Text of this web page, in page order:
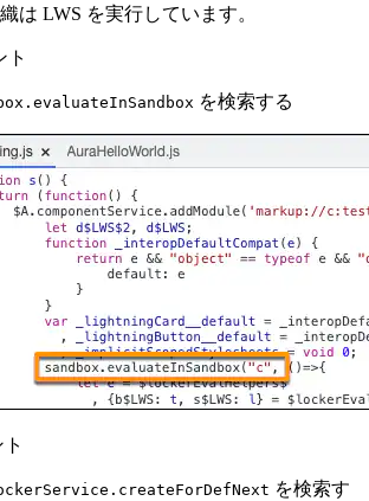
は LWS を実行しています。
ト
を検索する
を検索す